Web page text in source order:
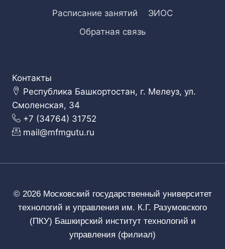
Расписание занятий
ЭИОС
Обратная связь
Контакты
Республика Башкортостан, г. Мелеуз, ул.
Смоленская, 34
+7 (34764) 31752
mail@mfmgutu.ru
© 2026 Московский государственный университет
технологий и управления им. К.Г. Разумовского
(ПКУ) Башкирский институт технологий и
управления (филиал)